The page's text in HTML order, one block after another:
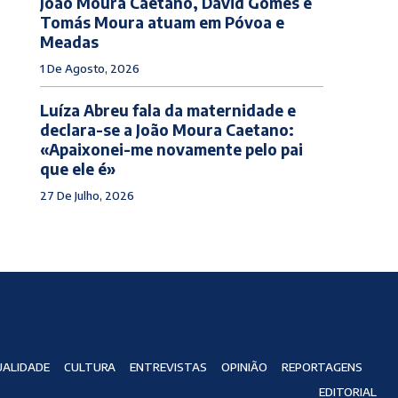
Tomás Moura atuam em Póvoa e
Meadas
1 De Agosto, 2026
Luíza Abreu fala da maternidade e
declara-se a João Moura Caetano:
«Apaixonei-me novamente pelo pai
que ele é»
27 De Julho, 2026
CULTURA ENTREVISTAS OPINIÃO
REPORTAGENS
EDITORIAL